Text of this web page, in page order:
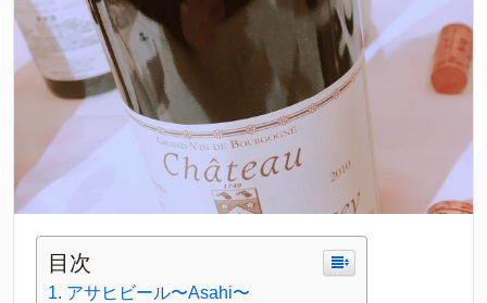
目次
アサヒビール〜Asahi〜